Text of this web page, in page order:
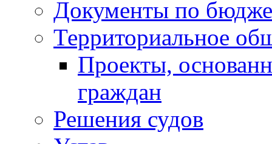
Документы по
Территориальное
Проекты,
граждан
Решения судов